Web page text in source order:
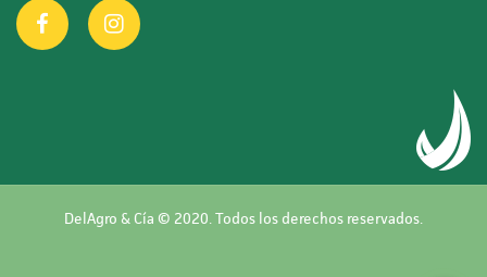
DelAgro & Cía © 2020. Todos los derechos reservados.